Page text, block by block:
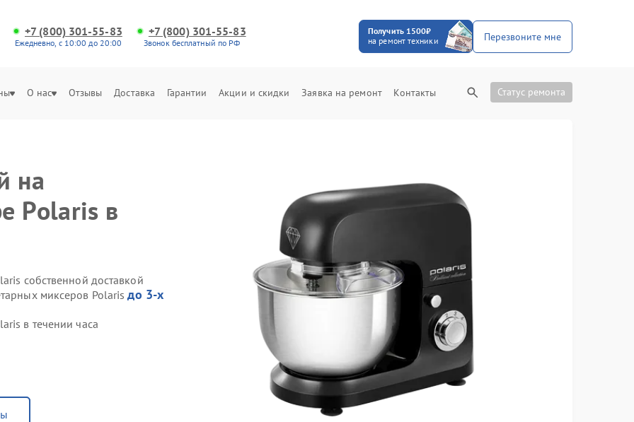
+7 (800) 301-55-83
Ежедневно, с 10:00 до 20:00
+7 (800) 301-55-83
Звонок бесплатный по РФ
Получить 1500₽
на ремонт техники
Перезвоните мне
О нас Отзывы Доставка Гарантии Акции и скидки Заявка на ремонт Контакты Статус ремонта
на
Polaris в
собственной доставкой
миксеров Polarisдо 3-х
в течении часа